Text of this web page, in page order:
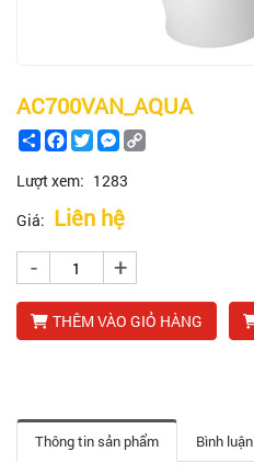
AC700VAN_AQUA
ShareFacebook
TwitterMessenger
Lượt xem: 1283
Giá: Liên hệ
- +
THÊM VÀO GIỎ HÀNG
Thông tin sản phẩm Bình luận